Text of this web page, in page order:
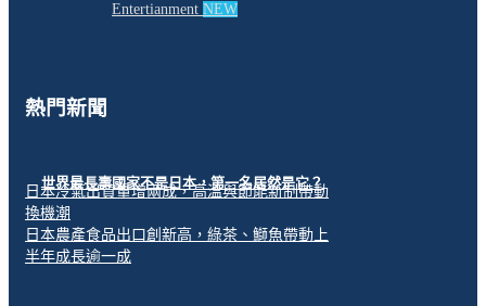
Entertianment NEW
熱門新聞
世界最長壽國家不是日本，第一名居然是它？
日本冷氣出貨量增兩成，高溫與節能新制帶動
換機潮
日本農產食品出口創新高，綠茶、鰤魚帶動上
半年成長逾一成